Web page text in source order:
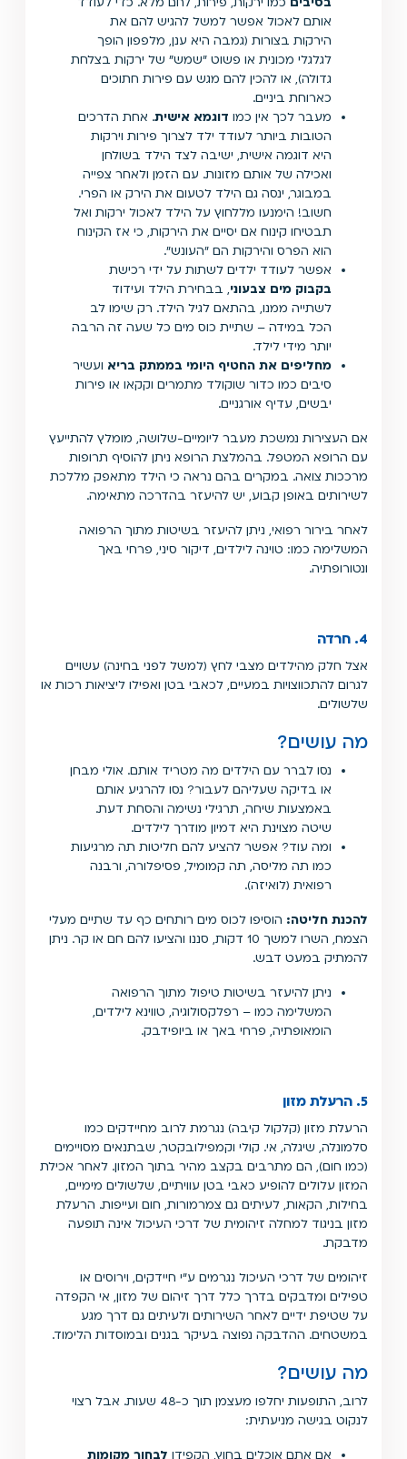
אותם לאכול אפשר למשל להגיש להם את
הירקות בצורות (גמבה היא ענן, מלפפון הופך
לגלגלי מכונית או פשוט "שמש" של ירקות בצלחת
גדולה), או להכין להם מגש עם פירות חתוכים
כארוחת ביניים.
מעבר לכך אין כמו דוגמא אישית. אחת הדרכים
הטובות ביותר לעודד ילד לצרוך פירות וירקות
היא דוגמה אישית, ישיבה לצד הילד בשולחן
ואכילה של אותם מזונות. עם הזמן ולאחר צפייה
במבוגר, ינסה גם הילד לטעום את הירק או הפרי.
חשוב! הימנעו מללחוץ על הילד לאכול ירקות ואל
תבטיחו קינוח אם יסיים את הירקות, כי אז הקינוח
הוא הפרס והירקות הם "העונש".
אפשר לעודד ילדים לשתות על ידי רכישת
בקבוק מים צבעוני, בבחירת הילד ועידוד
לשתייה ממנו, בהתאם לגיל הילד. רק שימו לב
הכל במידה – שתיית כוס מים כל שעה זה הרבה
יותר מידי לילד.
מחליפים את החטיף היומי בממתק בריא ועשיר
סיבים כמו כדור שוקולד מתמרים וקקאו או פירות
יבשים, עדיף אורגניים.
אם העצירות נמשכת מעבר ליומיים-שלושה, מומלץ להתייעץ
עם הרופא המטפל. בהמלצת הרופא ניתן להוסיף תרופות
מרככות צואה. במקרים בהם נראה כי הילד מתאפק מללכת
לשירותים באופן קבוע, יש להיעזר בהדרכה מתאימה.
לאחר בירור רפואי, ניתן להיעזר בשיטות מתוך הרפואה
המשלימה כמו: טוינה לילדים, דיקור סיני, פרחי באך
ונטורופתיה.
4. חרדה
אצל חלק מהילדים מצבי לחץ (למשל לפני בחינה) עשויים
לגרום להתכווצויות במעיים, לכאבי בטן ואפילו ליציאות רכות או
שלשולים.
מה עושים?
נסו לברר עם הילדים מה מטריד אותם. אולי מבחן
או בדיקה שעליהם לעבור? נסו להרגיע אותם
באמצעות שיחה, תרגילי נשימה והסחת דעת.
שיטה מצוינת היא דמיון מודרך לילדים.
ומה עוד? אפשר להציע להם חליטות תה מרגיעות
כמו תה מליסה, תה קמומיל, פסיפלורה, ורבנה
רפואית (לואיזה).
להכנת חליטה: הוסיפו לכוס מים רותחים כף עד שתיים מעלי
הצמח, השרו למשך 10 דקות, סננו והציעו להם חם או קר. ניתן
להמתיק במעט דבש.
ניתן להיעזר בשיטות טיפול מתוך הרפואה
המשלימה כמו – רפלקסולוגיה, טווינא לילדים,
הומאופתיה, פרחי באך או ביופידבק.
5. הרעלת מזון
הרעלת מזון (קלקול קיבה) נגרמת לרוב מחיידקים כמו
סלמונלה, שיגלה, אי. קולי וקמפילובקטר, שבתנאים מסויימים
(כמו חום), הם מתרבים בקצב מהיר בתוך המזון. לאחר אכילת
המזון עלולים להופיע כאבי בטן עוויתיים, שלשולים מימיים,
בחילות, הקאות, לעיתים גם צמרמורות, חום ועייפות. הרעלת
מזון בניגוד למחלה זיהומית של דרכי העיכול אינה תופעה
מדבקת.
זיהומים של דרכי העיכול נגרמים ע״י חיידקים, וירוסים או
טפילים ומדבקים בדרך כלל דרך זיהום של מזון, אי הקפדה
על שטיפת ידיים לאחר השירותים ולעיתים גם דרך מגע
במשטחים. ההדבקה נפוצה בעיקר בגנים ובמוסדות הלימוד.
מה עושים?
לרוב, התופעות יחלפו מעצמן תוך כ-48 שעות. אבל רצוי
לנקוט בגישה מניעתית:
אם אתם אוכלים בחוץ, הקפידו לבחור מקומות